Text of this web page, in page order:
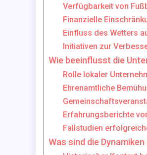
Verfügbarkeit von
Finanzielle
Einfluss des Wetters
Initiativen zur
Wie beeinflusst die
Rolle lokaler
Ehrenamtliche
Erfahrungsberichte
Fallstudien
Was sind die